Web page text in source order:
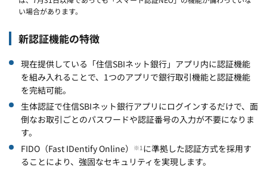
い場合があります。
新認証機能の特徴
現在提供している「住信SBIネット銀行」アプリ内に認証機能
を組み入れることで、1つのアプリで銀行取引機能と認証機能
を完結可能。
生体認証で住信SBIネット銀行アプリにログインするだけで、面
倒なお取引ごとのパスワードや認証番号の入力が不要になりま
す。
FIDO（Fast IDentify Online）
※1に準拠した認証方式を採用す
ることにより、強固なセキュリティを実現します。